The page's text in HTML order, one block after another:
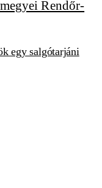
egy salgótarjáni